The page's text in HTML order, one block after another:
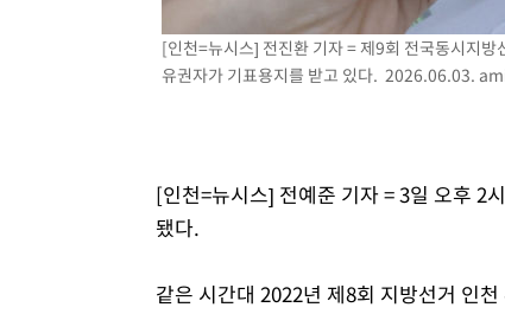
[속보]규제합리화위원회 부위원장에 김태유 서울대
[인천=뉴시스] 전진환 기자 = 제9회 전국동시지
유권자가 기표용지를 받고 있다. 2026.06.03.
[인천=뉴시스] 전예준 기자 = 3일 오후 2
됐다.
같은 시간대 2022년 제8회 지방선거 인